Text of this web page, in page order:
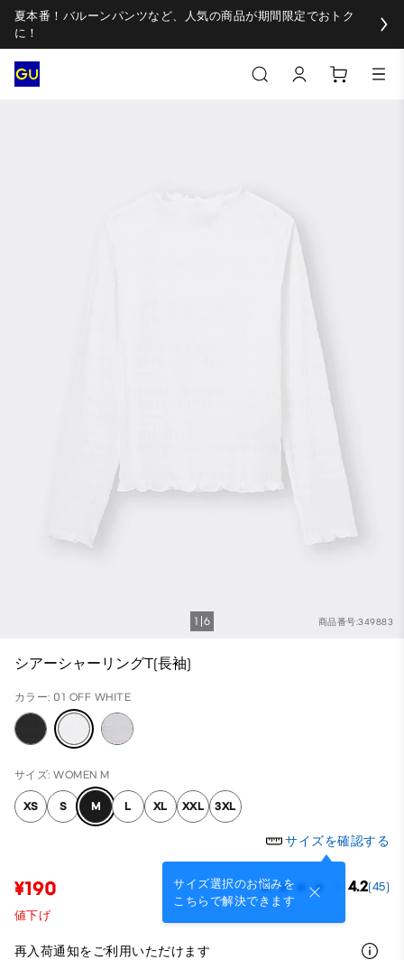
夏本番！バルーンパンツなど、人気の商品が期間限定でおトク
に！
商品番号:349883
1 6
シアーシャーリングT(長袖)
カラー: 01 OFF WHITE
サイズ: WOMEN M
XS S M L XL XXL 3XL
サイズを確認する
サイズ選択のお悩みを
こちらで解決できます
¥190 4.2(45)
値下げ
再入荷通知をご利用いただけます